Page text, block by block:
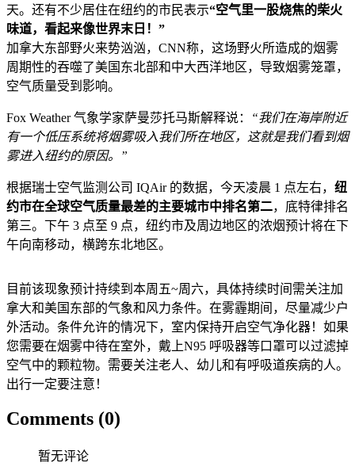
天。还有不少居住在纽约的市民表示“空气里一股烧焦的柴火
味道，看起来像世界末日！”
加拿大东部野火来势汹汹，CNN称，这场野火所造成的烟雾
周期性的吞噬了美国东北部和中大西洋地区，导致烟雾笼罩，
空气质量受到影响。
Fox Weather 气象学家萨曼莎托马斯解释说：
“我们在海岸附近
有一个低压系统将烟雾吸入我们所在地区，这就是我们看到烟
雾进入纽约的原因。”
根据瑞士空气监测公司 IQAir 的数据，今天凌晨 1 点左右， 纽
约市在全球空气质量最差的主要城市中排名第二，底特律排名
第三。下午 3 点至 9 点，纽约市及周边地区的浓烟预计将在下
午向南移动，横跨东北地区。
目前该现象预计持续到本周五~周六，具体持续时间需关注加
拿大和美国东部的气象和风力条件。在雾霾期间，尽量减少户
外活动。条件允许的情况下，室内保持开启空气净化器！如果
您需要在烟雾中待在室外，戴上N95 呼吸器等口罩可以过滤掉
空气中的颗粒物。需要关注老人、幼儿和有呼吸道疾病的人。
出行一定要注意！
Comments (0)
暂无评论